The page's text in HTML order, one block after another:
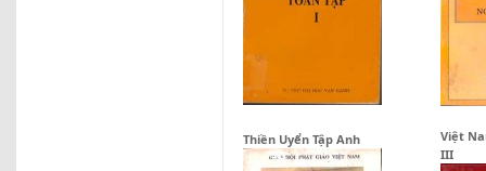
Thiền Uyển Tập Anh
Việt
III